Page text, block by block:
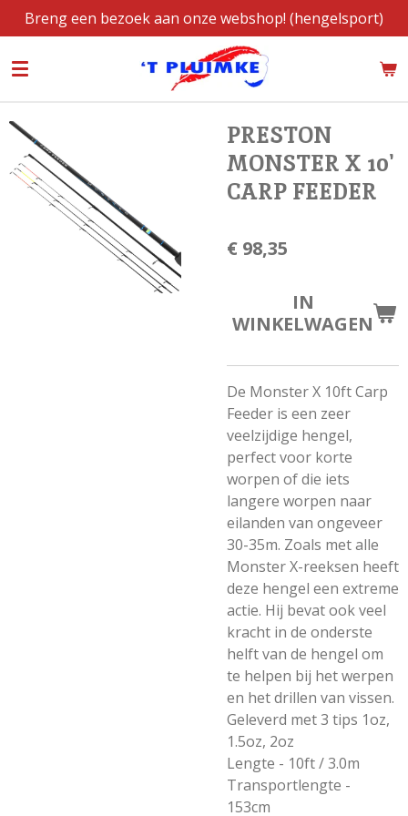
direct
naar
Breng een bezoek aan onze webshop! (hengelsport)
PRESTON
MONSTER X 10'
CARP FEEDER
€ 98,35
IN
WINKELWAGEN
De Monster X 10ft Carp
Feeder is een zeer
veelzijdige hengel,
perfect voor korte
worpen of die iets
langere worpen naar
eilanden van ongeveer
30-35m. Zoals met alle
Monster X-reeksen heeft
deze hengel een extreme
actie. Hij bevat ook veel
kracht in de onderste
helft van de hengel om
te helpen bij het werpen
en het drillen van vissen.
Geleverd met 3 tips 1oz,
1.5oz, 2oz
Lengte - 10ft / 3.0m
Transportlengte -
153cm